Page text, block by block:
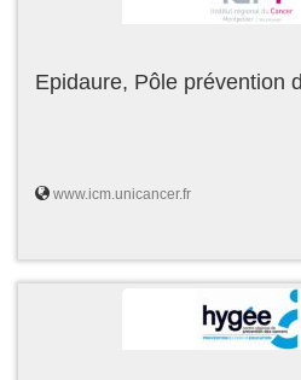
Epidaure, Pôle prévention
www.icm.unicancer.fr